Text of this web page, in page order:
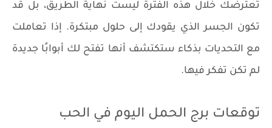
تعترضك خلال هذه الفترة ليست نهاية الطريق، بل قد
تكون الجسر الذي يقودك إلى حلول مبتكرة. إذا تعاملت
مع التحديات بذكاء ستكتشف أنها تفتح لك أبوابًا جديدة
لم تكن تفكر فيها.
توقعات برج الحمل اليوم في الحب